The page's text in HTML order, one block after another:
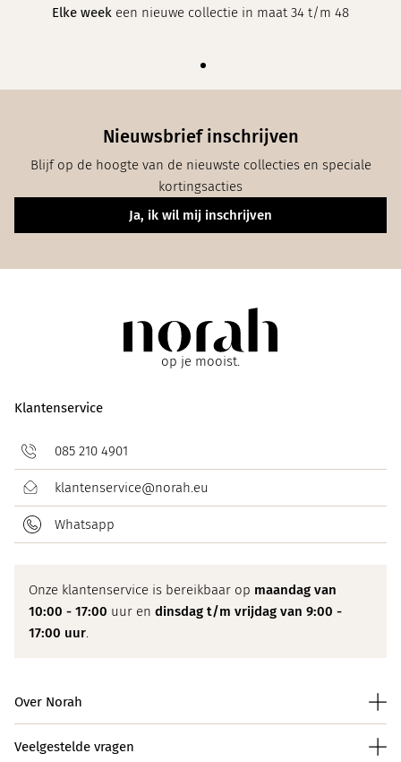
Elke week een nieuwe collectie in maat 34 t/m 48
Nieuwsbrief inschrijven
Blijf op de hoogte van de nieuwste collecties en speciale
kortingsacties
Ja, ik wil mij inschrijven
op je mooist.
Klantenservice
085 210 4901
klantenservice@norah.eu
Whatsapp
Onze klantenservice is bereikbaar op maandag van
10:00 - 17:00 uur en dinsdag t/m vrijdag van 9:00 -
17:00 uur.
Over Norah
Veelgestelde vragen